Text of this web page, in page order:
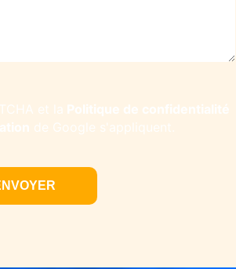
et la Politique de confidentialité
de Google s'appliquent.